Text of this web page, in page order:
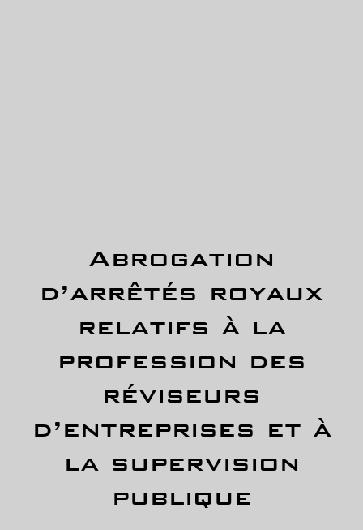
Abrogation
d’arrêtés royaux
relatifs à la
profession des
réviseurs
d’entreprises et à
la supervision
publique